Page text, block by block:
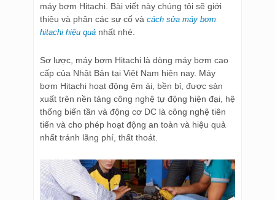
máy bơm Hitachi. Bài viết này chúng tôi sẽ giới
thiệu và phân các sự cố và cách sửa máy bơm
hitachi hiệu quả nhất nhé.
Sơ lược, máy bơm Hitachi là dòng máy bơm cao
cấp của Nhật Bản tại Việt Nam hiện nay. Máy
bơm Hitachi hoạt động êm ái, bền bỉ, được sản
xuất trên nền tảng công nghệ tự động hiện đại, hệ
thống biến tần và động cơ DC là công nghệ tiên
tiến và cho phép hoạt động an toàn và hiệu quả
nhất tránh lãng phí, thất thoát.